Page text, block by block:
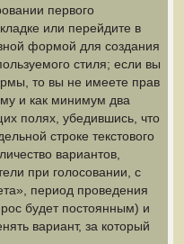
первого
или перейдите в
формой для создания
стиля; если вы
то вы не имеете прав
и как минимум два
полях, убедившись, что
строке текстового
вариантов,
при голосовании, с
период проведения
будет постоянным) и
вариант, за который